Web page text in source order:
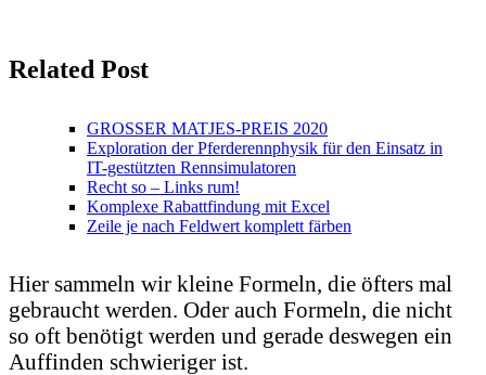
Related Post
GROSSER MATJES-PREIS 2020
Exploration der Pferderennphysik für den Einsatz in
IT-gestützten Rennsimulatoren
Recht so – Links rum!
Komplexe Rabattfindung mit Excel
Zeile je nach Feldwert komplett färben
Hier sammeln wir kleine Formeln, die öfters mal
gebraucht werden. Oder auch Formeln, die nicht
so oft benötigt werden und gerade deswegen ein
Auffinden schwieriger ist.